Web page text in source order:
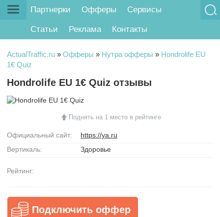
Партнерки Офферы Сервисы
Статьи Реклама Контакты
ActualTraffic.ru » Офферы » Нутра офферы » Hondrolife EU
1€ Quiz
Hondrolife EU 1€ Quiz отзывы
Поднять на 1 место в рейтинге
Официальный сайт:
https://ya.ru
Вертикаль:
Здоровье
Рейтинг:
Подключить оффер